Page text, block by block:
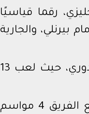
رقما قياسيًا
بيرنلي، والجارية
وجاء ظهور محمد صلاح، في مباراة اليوم، ليكون الـ160 له في الدوري، حيث لعب 13
وانضم صلاح، إلى ليفربول في 2017، من نادي روما، حيث لعب مع الفريق 4 مواسم